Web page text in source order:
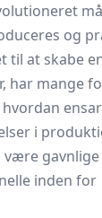
og
til at skabe
har mange
i
inden for